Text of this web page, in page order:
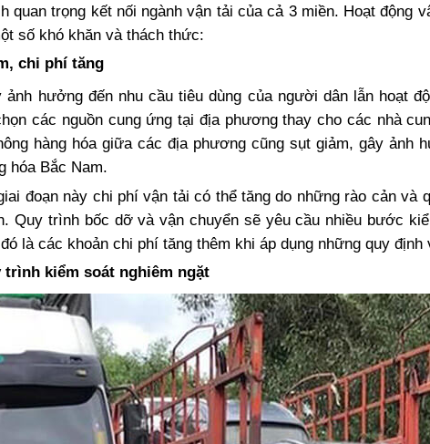
quan trọng kết nối ngành vận tải của cả 3 miền. Hoạt động
số khó khăn và thách thức:
chi phí tăng
ảnh hưởng đến nhu cầu tiêu dùng của người dân lẫn hoạt
các nguồn cung ứng tại địa phương thay cho các nhà
hàng hóa giữa các địa phương cũng sụt giảm, gây ảnh
hóa Bắc Nam.
đoạn này chi phí vận tải có thể tăng do những rào cản và
Quy trình bốc dỡ và vận chuyển sẽ yêu cầu nhiều bước
là các khoản chi phí tăng thêm khi áp dụng những quy định
trình kiểm soát nghiêm ngặt